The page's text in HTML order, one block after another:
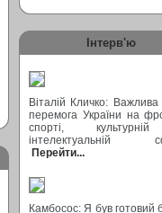
Інтерв'ю
Віталій Кличко: Важлива
перемога України на
спорті,
інтелектуальній
Перейти...
Камбосос: Я був готовий